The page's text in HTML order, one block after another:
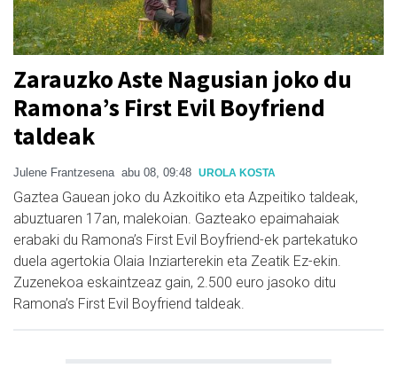
Zarauzko Aste Nagusian joko du
Ramona’s First Evil Boyfriend
taldeak
Julene Frantzesena abu 08, 09:48 UROLA KOSTA
Gaztea Gauean joko du Azkoitiko eta Azpeitiko taldeak,
abuztuaren 17an, malekoian. Gazteako epaimahaiak
erabaki du Ramona’s First Evil Boyfriend-ek partekatuko
duela agertokia Olaia Inziarterekin eta Zeatik Ez-ekin.
Zuzenekoa eskaintzeaz gain, 2.500 euro jasoko ditu
Ramona’s First Evil Boyfriend taldeak.